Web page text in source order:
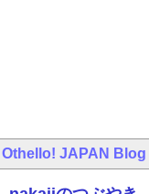
Othello! JAPAN Blog